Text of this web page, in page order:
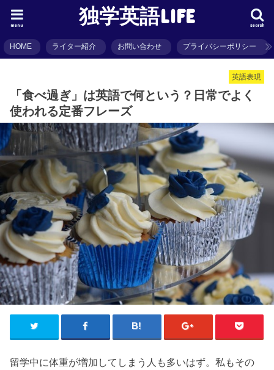
独学英語LIFE search
menu
HOME ライター紹介 お問い合わせ プライバシーポリシー
英語表現
「食べ過ぎ」は英語で何という？日常でよく
使われる定番フレーズ
留学中に体重が増加してしまう人も多いはず。私もその